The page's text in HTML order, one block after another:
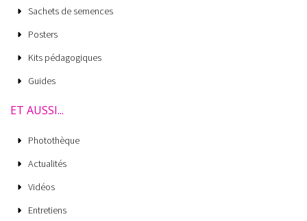
Sachets de semences
Posters
Kits pédagogiques
Guides
ET AUSSI...
Photothèque
Actualités
Vidéos
Entretiens